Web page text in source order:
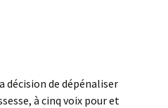
décision de dépénaliser
à cinq voix pour et